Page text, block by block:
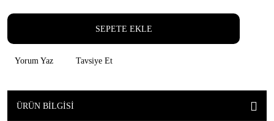
SEPETE EKLE
Yorum Yaz Tavsiye Et
ÜRÜN BILGISI